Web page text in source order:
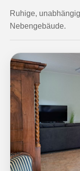
Ruhige,
Nebengebäude.